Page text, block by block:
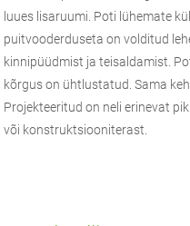
luues lisaruumi. Poti lühemate
puitvooderduseta on volditud
kinnipüüdmist ja teisaldamist.
kõrgus on ühtlustatud. Sama
Projekteeritud on neli erinevat
või konstruktsiooniterast.